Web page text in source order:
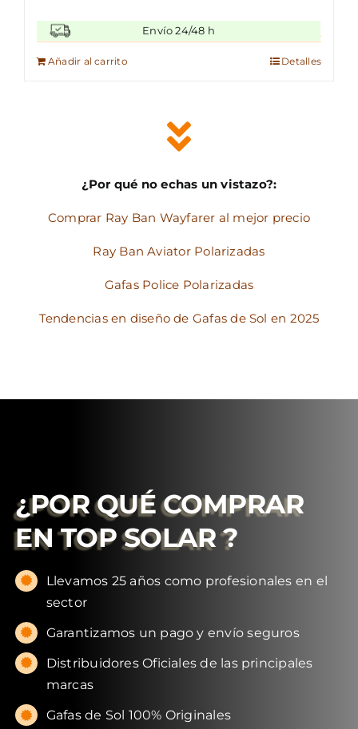
original
era:
145,00 €.
actual
es:
Envío 24/48 h
Añadir al carrito Detalles
¿Por qué no echas un vistazo?:
Comprar Ray Ban Wayfarer al mejor precio
Ray Ban Aviator Polarizadas
Gafas Police Polarizadas
Tendencias en diseño de Gafas de Sol en 2025
¿POR QUÉ COMPRAR
EN TOP SOLAR ?
Llevamos 25 años como profesionales en el
sector
Garantizamos un pago y envío seguros
Distribuidores Oficiales de las principales
marcas
Gafas de Sol 100% Originales